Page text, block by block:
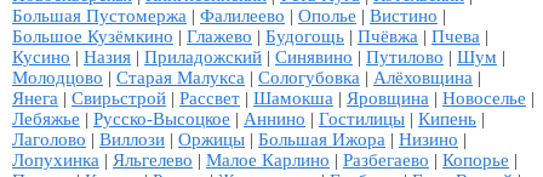
Большая Пустомержа | Фалилеево | Ополье | Вистино |
Большое Кузёмкино | Глажево | Будогощь | Пчёвжа | Пчева |
Кусино | Назия | Приладожский | Синявино | Путилово | Шум |
Молодцово | Старая Малукса | Сологубовка | Алёховщина |
Янега | Свирьстрой | Рассвет | Шамокша | Яровщина | Новоселье |
Лебяжье | Русско-Высоцкое | Аннино | Гостилицы | Кипень |
Лаголово | Виллози | Оржицы | Большая Ижора | Низино |
Лопухинка | Яльгелево | Малое Карлино | Разбегаево | Копорье |